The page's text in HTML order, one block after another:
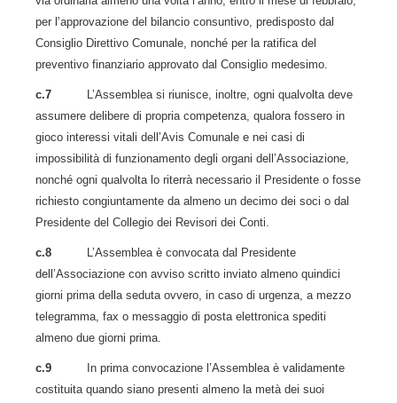
per l’approvazione del bilancio consuntivo, predisposto dal
Consiglio Direttivo Comunale, nonché per la ratifica del
preventivo finanziario approvato dal Consiglio medesimo.
c.7
L’Assemblea si riunisce, inoltre, ogni qualvolta deve
assumere delibere di propria competenza, qualora fossero in
gioco interessi vitali dell’Avis Comunale e nei casi di
impossibilità di funzionamento degli organi dell’Associazione,
nonché ogni qualvolta lo riterrà necessario il Presidente o fosse
richiesto congiuntamente da almeno un decimo dei soci o dal
Presidente del Collegio dei Revisori dei Conti.
c.8
L’Assemblea è convocata dal Presidente
dell’Associazione con avviso scritto inviato almeno quindici
giorni prima della seduta ovvero, in caso di urgenza, a mezzo
telegramma, fax o messaggio di posta elettronica spediti
almeno due giorni prima.
c.9
In prima convocazione l’Assemblea è validamente
costituita quando siano presenti almeno la metà dei suoi